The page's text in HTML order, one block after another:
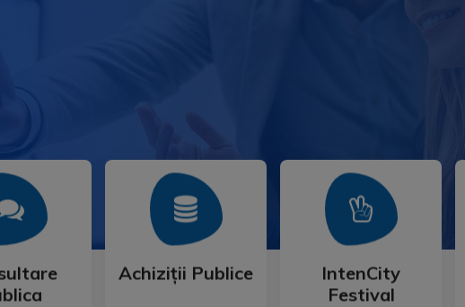
Mult
Achiziții Publice
Achiziții Publice
Mai Mult
IntenCity
Festival
IntenCity
Festival
Mai Mult